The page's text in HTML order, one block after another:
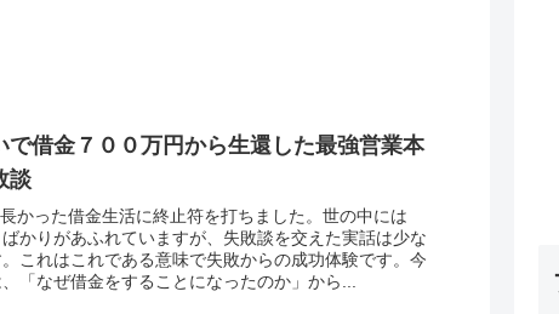
で借金７００万円から生還した最強営業本
談
かった借金生活に終止符を打ちました。世の中には
ばかりがあふれていますが、失敗談を交えた実話は少な
これはこれである意味で失敗からの成功体験です。今
「なぜ借金をすることになったのか」から...